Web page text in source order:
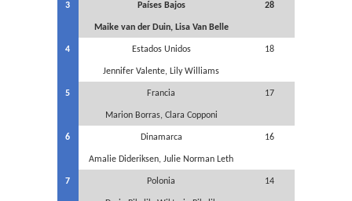
3 Países Bajos
Maike van der Duin, Lisa Van Belle
28
4 Estados Unidos
Jennifer Valente, Lily Williams
18
5 Francia
Marion Borras, Clara Copponi
17
6 Dinamarca
Amalie Dideriksen, Julie Norman Leth
16
7 Polonia 14